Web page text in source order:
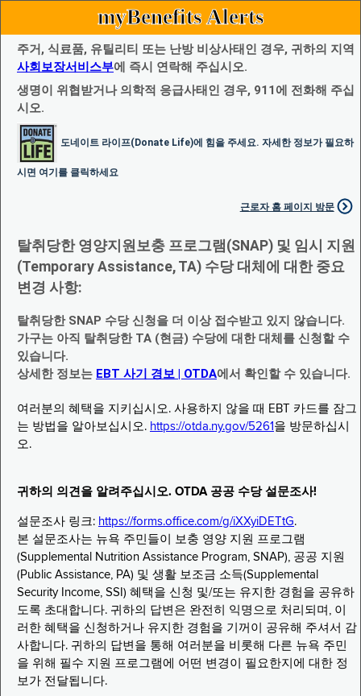
myBenefits Alerts
주거, 식료품, 유틸리티 또는 난방 비상사태인 경우, 귀하의 지역
사회보장서비스부에 즉시 연락해 주십시오.
생명이 위협받거나 의학적 응급사태인 경우, 911에 전화해 주십
시오.
도네이트 라이프(Donate Life)에 힘을 주세요. 자세한 정보가 필요하
시면 여기를 클릭하세요
근로자 홈 페이지 방문
탈취당한 영양지원보충 프로그램(SNAP) 및 임시 지원
(Temporary Assistance, TA) 수당 대체에 대한 중요
변경 사항:
탈취당한 SNAP 수당 신청을 더 이상 접수받고 있지 않습니다.
가구는 아직 탈취당한 TA (현금) 수당에 대한 대체를 신청할 수
있습니다.
상세한 정보는 EBT 사기 경보 | OTDA에서 확인할 수 있습니다.
여러분의 혜택을 지키십시오. 사용하지 않을 때 EBT 카드를 잠그
는 방법을 알아보십시오. https://otda.ny.gov/5261 을 방문하십시
오.
귀하의 의견을 알려주십시오. OTDA 공공 수당 설문조사!
설문조사 링크: https://forms.office.com/g/iXXyiDETtG.
본 설문조사는 뉴욕 주민들이 보충 영양 지원 프로그램
(Supplemental Nutrition Assistance Program, SNAP), 공공 지원
(Public Assistance, PA) 및 생활 보조금 소득(Supplemental
Security Income, SSI) 혜택을 신청 및/또는 유지한 경험을 공유하
도록 초대합니다. 귀하의 답변은 완전히 익명으로 처리되며, 이
러한 혜택을 신청하거나 유지한 경험을 기꺼이 공유해 주셔서 감
사합니다. 귀하의 답변을 통해 여러분을 비롯해 다른 뉴욕 주민
을 위해 필수 지원 프로그램에 어떤 변경이 필요한지에 대한 정
보가 전달됩니다.